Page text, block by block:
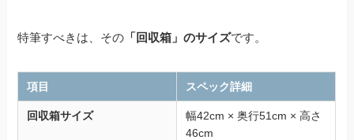
特筆すべきは、その 「回収箱」のサイズです。
項目 スペック詳細
回収箱サイズ
幅42cm × 奥行51cm × 高さ
46cm